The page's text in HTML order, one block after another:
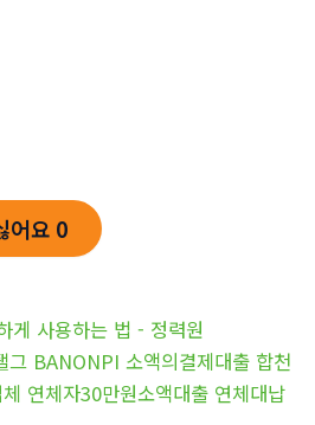
어요 0
게 사용하는 법 - 정력원
그 BANONPI 소액의결제대출 합천
연체자30만원소액대출 연체대납